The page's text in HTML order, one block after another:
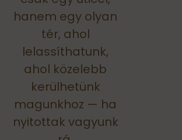
hanem egy olyan
tér, ahol
lelassíthatunk,
ahol közelebb
kerülhetünk
magunkhoz — ha
nyitottak vagyunk